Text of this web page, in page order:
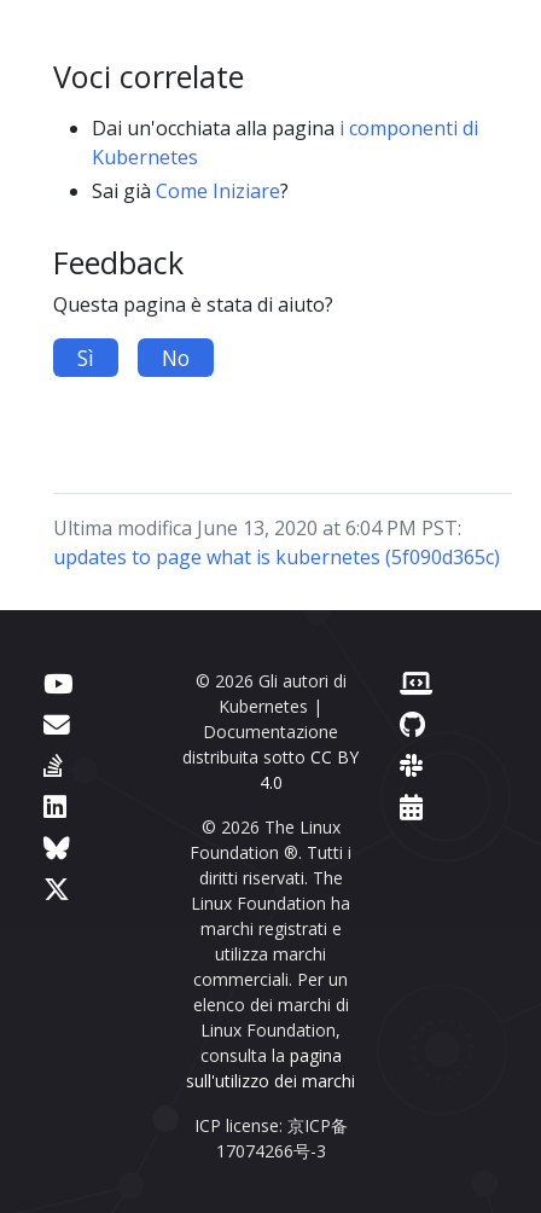
Voci correlate
Dai un'occhiata alla pagina i componenti di
Kubernetes
Sai già Come Iniziare?
Feedback
Questa pagina è stata di aiuto?
Sì No
Ultima modifica June 13, 2020 at 6:04 PM PST:
updates to page what is kubernetes (5f090d365c)
© 2026 Gli autori di
Kubernetes |
Documentazione
distribuita sotto CC BY
4.0
© 2026 The Linux
Foundation ®. Tutti i
diritti riservati. The
Linux Foundation ha
marchi registrati e
utilizza marchi
commerciali. Per un
elenco dei marchi di
Linux Foundation,
consulta la pagina
sull'utilizzo dei marchi
ICP license: 京ICP备
17074266号-3